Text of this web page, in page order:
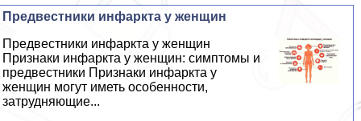
Предвестники инфаркта у женщин
Предвестники инфаркта у женщин
Признаки инфаркта у женщин: симптомы и
предвестники Признаки инфаркта у
женщин могут иметь особенности,
затрудняющие...